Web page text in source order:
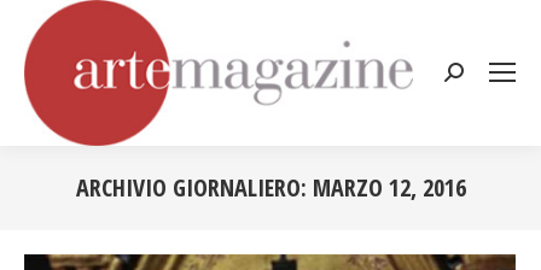
Cerca:
ARCHIVIO GIORNALIERO: MARZO 12, 2016